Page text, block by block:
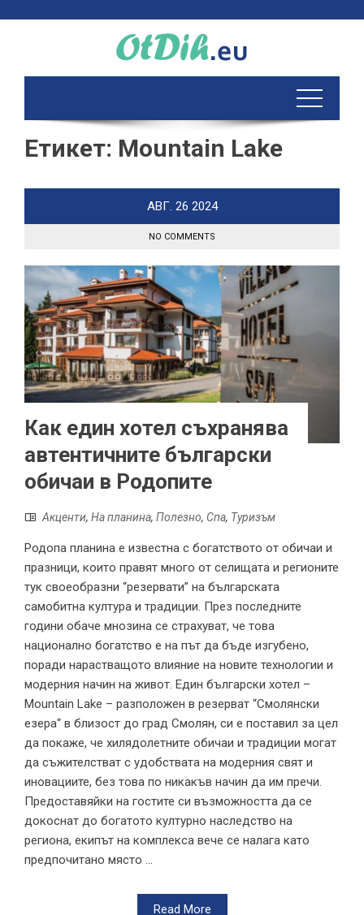
Етикет: Mountain Lake
АВГ. 26 2024
NO COMMENTS
Как един хотел съхранява
автентичните български
обичаи в Родопите
Акценти, На планина, Полезно, Спа, Туризъм
Родопа планина е известна с богатството от обичаи и
празници, които правят много от селищата и регионите
тук своеобразни “резервати” на българската
самобитна култура и традиции. През последните
години обаче мнозина се страхуват, че това
национално богатство е на път да бъде изгубено,
поради нарастващото влияние на новите технологии и
модерния начин на живот. Един български хотел –
Mountain Lake – разположен в резерват “Смолянски
езера“ в близост до град Смолян, си е поставил за цел
да покаже, че хилядолетните обичаи и традиции могат
да съжителстват с удобствата на модерния свят и
иновациите, без това по никакъв начин да им пречи.
Предоставяйки на гостите си възможността да се
докоснат до богатото културно наследство на
региона, екипът на комплекса вече се налага като
предпочитано място ...
Read More